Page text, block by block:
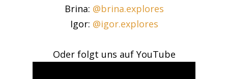
Brina: @brina.explores
Igor: @igor.explores
Oder folgt uns auf YouTube